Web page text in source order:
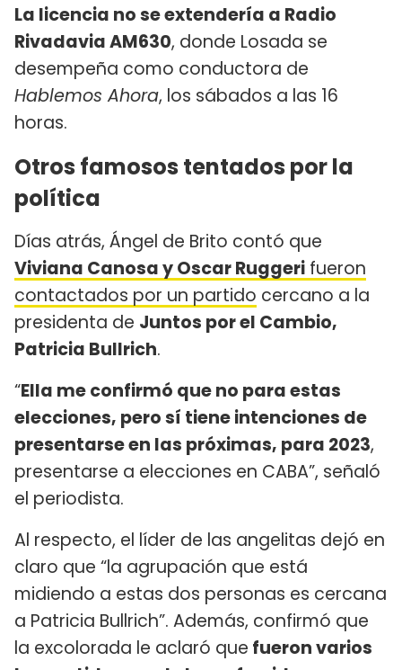
La licencia no se extendería a Radio
Rivadavia AM630, donde Losada se
desempeña como conductora de
Hablemos Ahora, los sábados a las 16
horas.
Otros famosos tentados por la
política
Días atrás, Ángel de Brito contó que
Viviana Canosa y Oscar Ruggeri fueron
contactados por un partido cercano a la
presidenta de Juntos por el Cambio,
Patricia Bullrich.
“Ella me confirmó que no para estas
elecciones, pero sí tiene intenciones de
presentarse en las próximas, para 2023,
presentarse a elecciones en CABA”, señaló
el periodista.
Al respecto, el líder de las angelitas dejó en
claro que “la agrupación que está
midiendo a estas dos personas es cercana
a Patricia Bullrich”. Además, confirmó que
la excolorada le aclaró que fueron varios